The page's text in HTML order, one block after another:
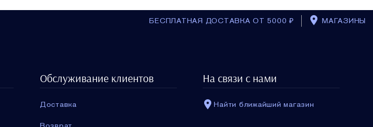
БЕСПЛАТНАЯ ДОСТАВКА ОТ 5000 ₽ МАГАЗИНЫ
Обслуживание клиентов
Доставка
На связи с нами
Найти ближайший магазин